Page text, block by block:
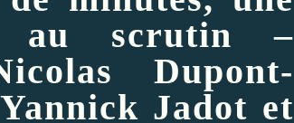
au scrutin –
Dupont-
Jadot et